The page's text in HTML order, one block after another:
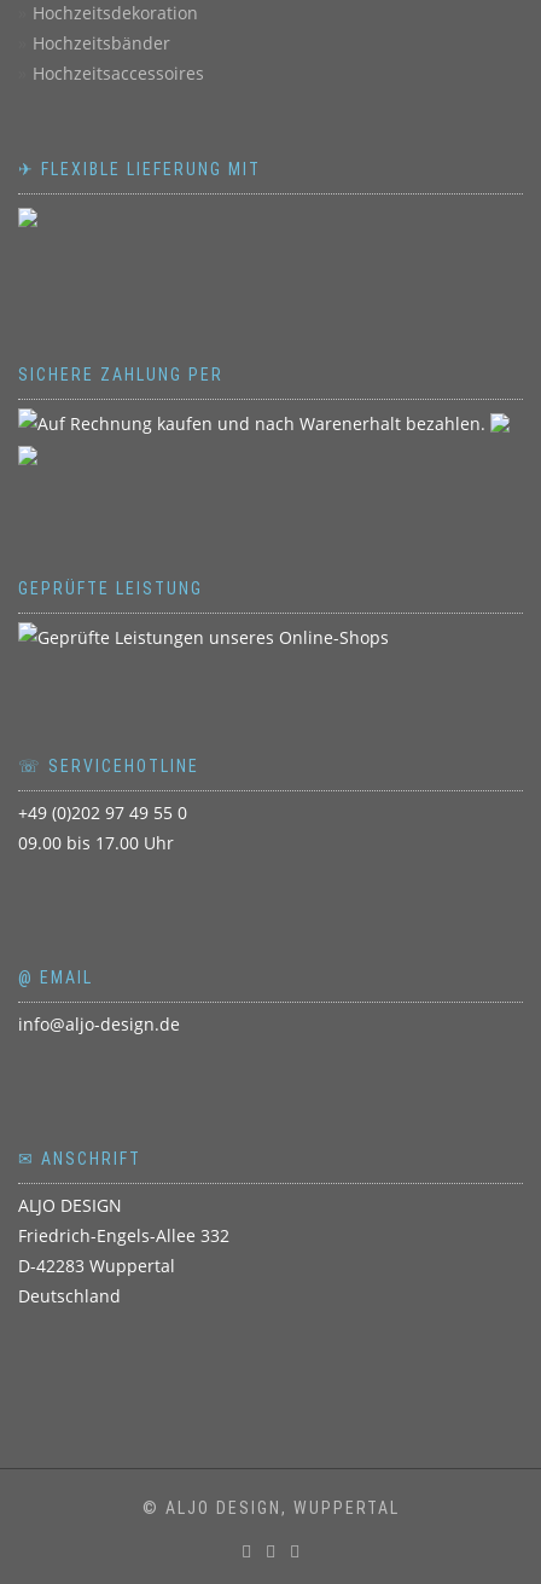
Hochzeitsdekoration
Hochzeitsbänder
Hochzeitsaccessoires
✈ FLEXIBLE LIEFERUNG MIT
SICHERE ZAHLUNG PER
GEPRÜFTE LEISTUNG
☏ SERVICEHOTLINE
+49 (0)202 97 49 55 0
09.00 bis 17.00 Uhr
@ EMAIL
info@aljo-design.de
✉ ANSCHRIFT
ALJO DESIGN
Friedrich-Engels-Allee 332
D-42283 Wuppertal
Deutschland
© ALJO DESIGN, WUPPERTAL